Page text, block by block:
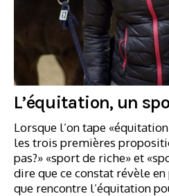
L’équitation, un
Lorsque l’on tape
les trois premières
pas?» «sport de riche» et
dire que ce constat révèle
que rencontre l’équitation